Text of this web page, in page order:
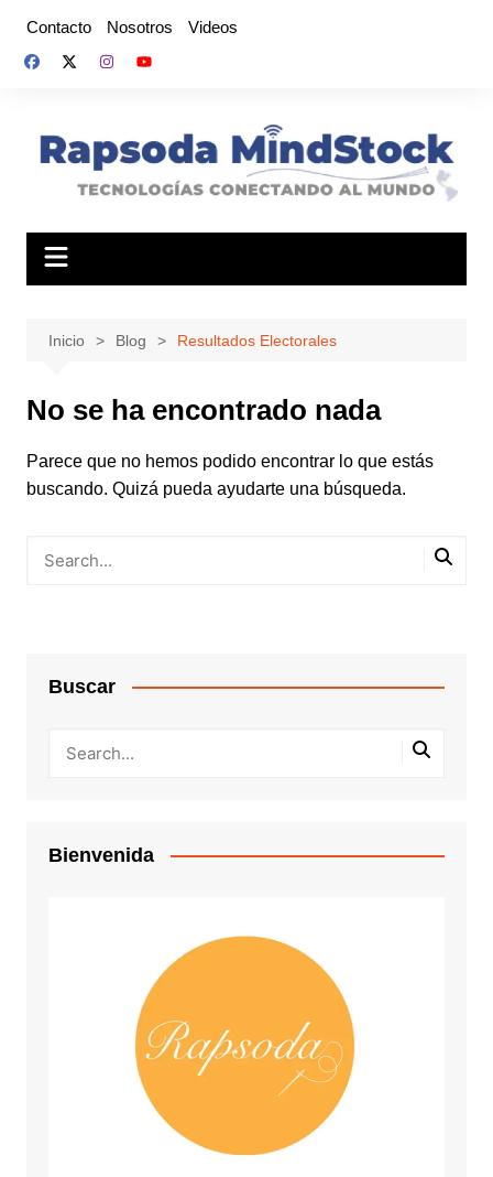
contenido
Contacto Nosotros Videos
Inicio Blog Resultados Electorales
No se ha encontrado nada
Parece que no hemos podido encontrar lo que estás
buscando. Quizá pueda ayudarte una búsqueda.
Buscar
Bienvenida